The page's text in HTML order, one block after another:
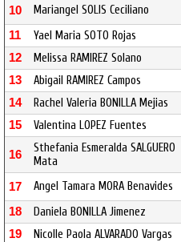
10 Mariangel SOLIS Ceciliano
11 Yael Maria SOTO Rojas
12 Melissa RAMIREZ Solano
13 Abigail RAMIREZ Campos
14 Rachel Valeria BONILLA Mejias
15 Valentina LOPEZ Fuentes
16
Sthefania Esmeralda SALGUERO
Mata
17 Angel Tamara MORA Benavides
18 Daniela BONILLA Jimenez
19 Nicolle Paola ALVARADO Vargas